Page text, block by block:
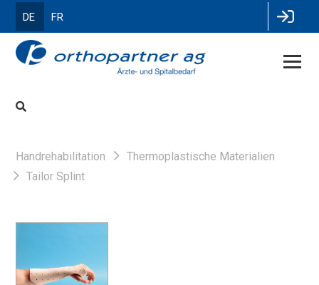
DE FR
Handrehabilitation
Thermoplastische Materialien
Tailor Splint